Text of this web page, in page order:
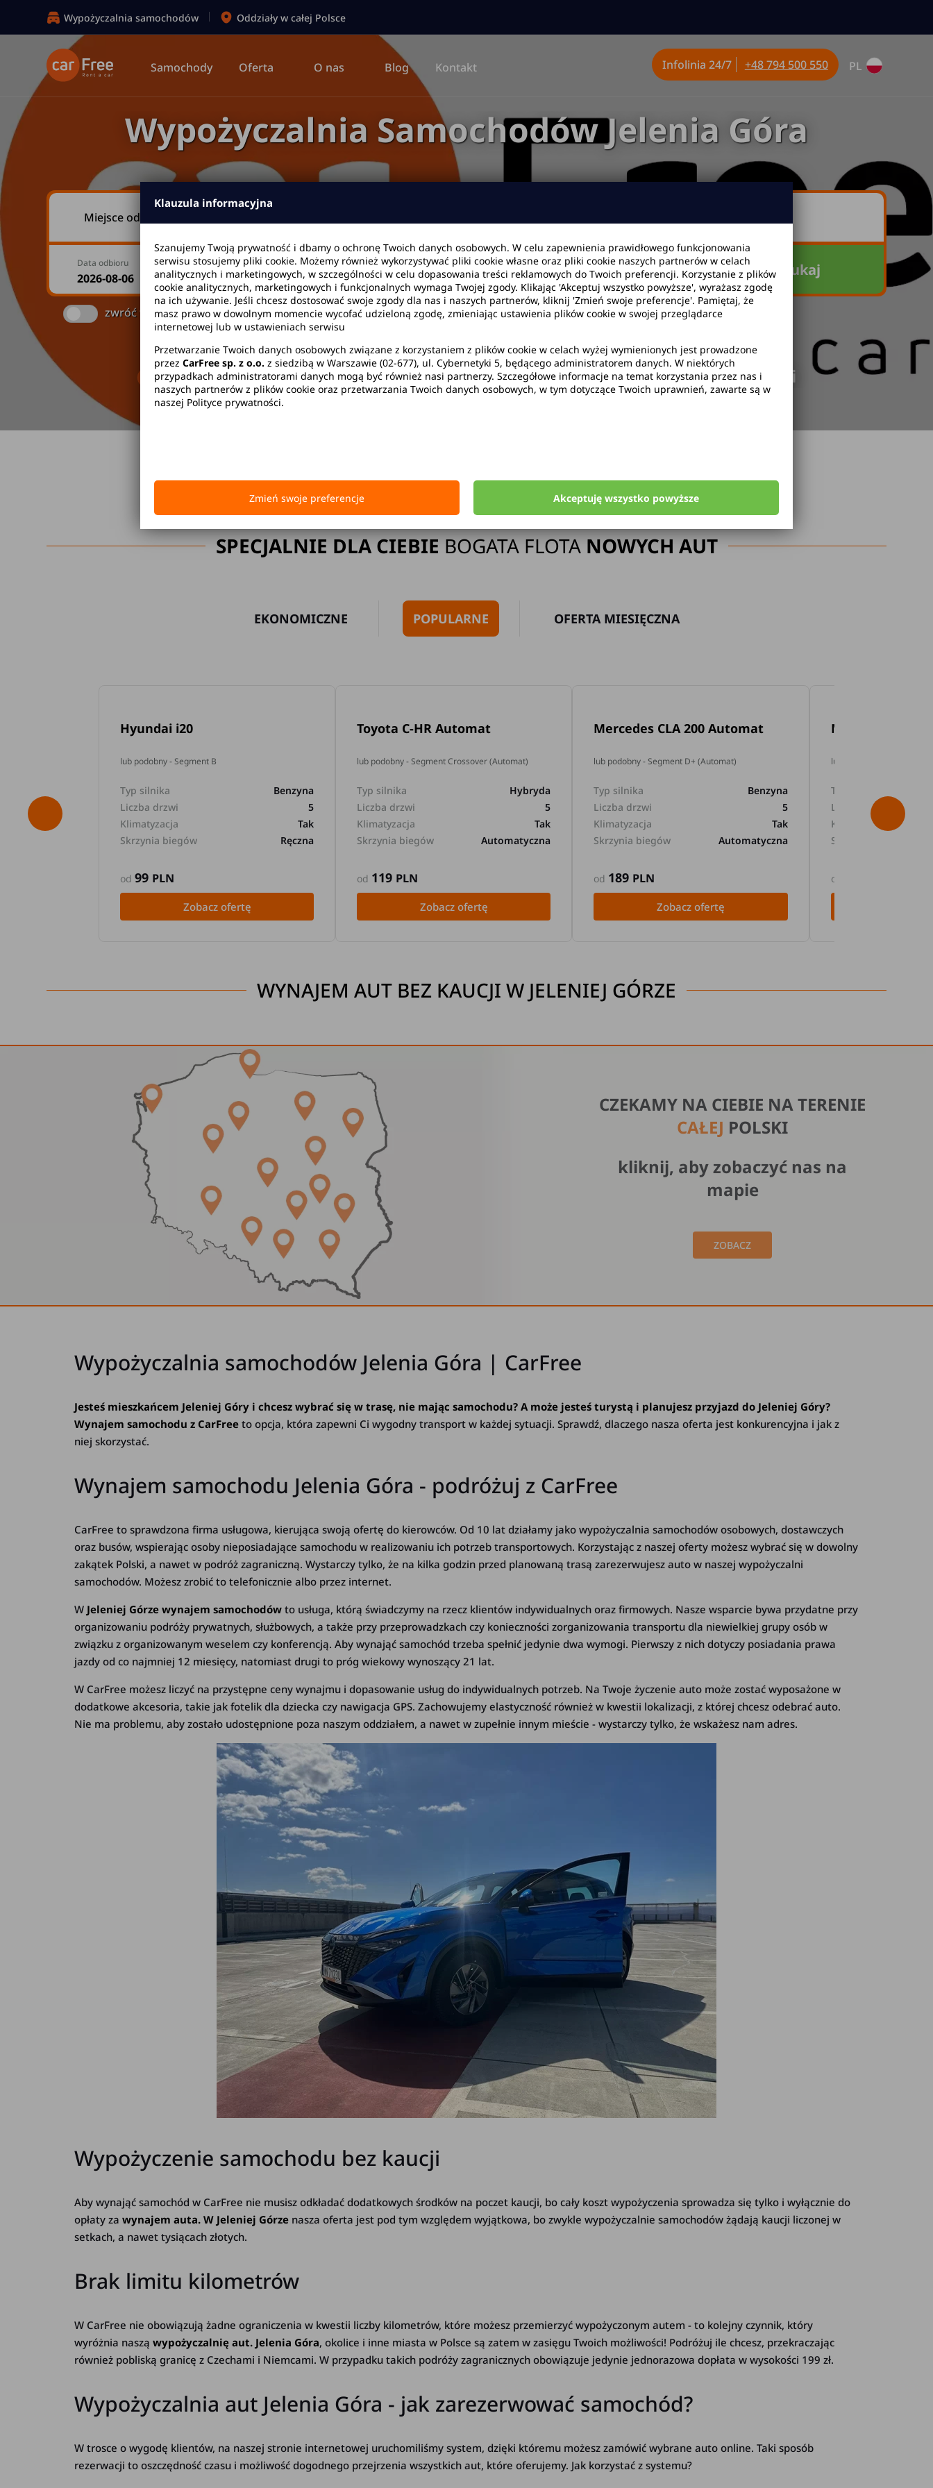
Wypożyczalnia Samochodów Jelenia Góra
Miejsce odbioru
Data odbioru Godzina Data zwrotu Godzina Szukaj
zwróć w innym miejscu
Brak kaucji Brak limitu kilometrów Bezpłatne odwołanie rezerwacji
Wypożyczalnia samochodów Oddziały w całej Polsce
Samochody Oferta O nas Blog Kontakt Infolinia 24/7 +48 794 500 550 PL
SPECJALNIE DLA CIEBIEBOGATA FLOTANOWYCH AUT
EKONOMICZNE POPULARNE OFERTA MIESIĘCZNA
Hyundai i20
lub podobny - Segment B
Typ silnika
Benzyna
Liczba drzwi
5
Klimatyzacja
Tak
Skrzynia biegów
Ręczna
od99 PLN
Zobacz ofertę
Toyota C-HR Automat
lub podobny - Segment Crossover (Automat)
Typ silnika
Hybryda
Liczba drzwi
5
Klimatyzacja
Tak
Skrzynia biegów
Automatyczna
od 119 PLN
Zobacz ofertę
Mercedes CLA 200 Automat
lub podobny - Segment D+ (Automat)
Typ silnika
Benzyna
Liczba drzwi
5
Klimatyzacja
Tak
Skrzynia biegów
Automatyczna
od 189 PLN
Zobacz ofertę
Mercedes GLA
lub podobny - Segment
Typ silnika
Liczba drzwi
Klimatyzacja
Skrzynia biegów
od
WYNAJEM AUT BEZ KAUCJI W JELENIEJ GÓRZE
CZEKAMY NA CIEBIE NA TERENIE
CAŁEJ POLSKI
kliknij, aby zobaczyć nas na
mapie
ZOBACZ
Wypożyczalnia samochodów Jelenia Góra | CarFree
Jesteś mieszkańcem Jeleniej Góry i chcesz wybrać się w trasę, nie mając samochodu? A może jesteś turystą i planujesz przyjazd do Jeleniej Góry?
Wynajem samochodu z CarFree to opcja, która zapewni Ci wygodny transport w każdej sytuacji. Sprawdź, dlaczego nasza oferta jest konkurencyjna i jak z
niej skorzystać.
Wynajem samochodu Jelenia Góra - podróżuj z CarFree
CarFree to sprawdzona firma usługowa, kierująca swoją ofertę do kierowców. Od 10 lat działamy jako wypożyczalnia samochodów osobowych, dostawczych
oraz busów, wspierając osoby nieposiadające samochodu w realizowaniu ich potrzeb transportowych. Korzystając z naszej oferty możesz wybrać się w dowolny
zakątek Polski, a nawet w podróż zagraniczną. Wystarczy tylko, że na kilka godzin przed planowaną trasą zarezerwujesz auto w naszej wypożyczalni
samochodów. Możesz zrobić to telefonicznie albo przez internet.
W Jeleniej Górze wynajem samochodówto usługa, którą świadczymy na rzecz klientów indywidualnych oraz firmowych. Nasze wsparcie bywa przydatne przy
organizowaniu podróży prywatnych, służbowych, a także przy przeprowadzkach czy konieczności zorganizowania transportu dla niewielkiej grupy osób w
związku z organizowanym weselem czy konferencją. Aby wynająć samochód trzeba spełnić jedynie dwa wymogi. Pierwszy z nich dotyczy posiadania prawa
jazdy od co najmniej 12 miesięcy, natomiast drugi to próg wiekowy wynoszący 21 lat.
W CarFree możesz liczyć na przystępne ceny wynajmu i dopasowanie usług do indywidualnych potrzeb. Na Twoje życzenie auto może zostać wyposażone w
dodatkowe akcesoria, takie jak fotelik dla dziecka czy nawigacja GPS. Zachowujemy elastyczność również w kwestii lokalizacji, z której chcesz odebrać auto.
Nie ma problemu, aby zostało udostępnione poza naszym oddziałem, a nawet w zupełnie innym mieście - wystarczy tylko, że wskażesz nam adres.
Wypożyczenie samochodu bez kaucji
Aby wynająć samochód w CarFree nie musisz odkładać dodatkowych środków na poczet kaucji, bo cały koszt wypożyczenia sprowadza się tylko i wyłącznie do
opłaty zawynajem auta. W Jeleniej Górze nasza oferta jest pod tym względem wyjątkowa, bo zwykle wypożyczalnie samochodów żądają kaucji liczonej w
setkach, a nawet tysiącach złotych.
Brak limitu kilometrów
W CarFree nie obowiązują żadne ograniczenia w kwestii liczby kilometrów, które możesz przemierzyć wypożyczonym autem - to kolejny czynnik, który
wyróżnia nasząwypożyczalnię aut. Jelenia Góra, okolice i inne miasta w Polsce są zatem w zasięgu Twoich możliwości! Podróżuj ile chcesz, przekraczając
również pobliską granicę z Czechami i Niemcami. W przypadku takich podróży zagranicznych obowiązuje jedynie jednorazowa dopłata w wysokości 199 zł.
Wypożyczalnia aut Jelenia Góra - jak zarezerwować samochód?
W trosce o wygodę klientów, na naszej stronie internetowej uruchomiliśmy system, dzięki któremu możesz zamówić wybrane auto online. Taki sposób
rezerwacji to oszczędność czasu i możliwość dogodnego przejrzenia wszystkich aut, które oferujemy. Jak korzystać z systemu?
Klauzula informacyjna
Szanujemy Twoją prywatność i dbamy o ochronę Twoich danych osobowych. W celu zapewnienia prawidłowego funkcjonowania
serwisu stosujemy pliki cookie. Możemy również wykorzystywać pliki cookie własne oraz pliki cookie naszych partnerów w celach
analitycznych i marketingowych, w szczególności w celu dopasowania treści reklamowych do Twoich preferencji. Korzystanie z plików
cookie analitycznych, marketingowych i funkcjonalnych wymaga Twojej zgody. Klikając 'Akceptuj wszystko powyższe', wyrażasz zgodę
na ich używanie. Jeśli chcesz dostosować swoje zgody dla nas i naszych partnerów, kliknij 'Zmień swoje preferencje'. Pamiętaj, że
masz prawo w dowolnym momencie wycofać udzieloną zgodę, zmieniając ustawienia plików cookie w swojej przeglądarce
internetowej lub w ustawieniach serwisu
Przetwarzanie Twoich danych osobowych związane z korzystaniem z plików cookie w celach wyżej wymienionych jest prowadzone
przez CarFree sp. z o.o. z siedzibą w Warszawie (02-677), ul. Cybernetyki 5, będącego administratorem danych. W niektórych
przypadkach administratorami danych mogą być również nasi partnerzy. Szczegółowe informacje na temat korzystania przez nas i
naszych partnerów z plików cookie oraz przetwarzania Twoich danych osobowych, w tym dotyczące Twoich uprawnień, zawarte są w
naszej Polityce prywatności.
Zmień swoje preferencje Akceptuję wszystko powyższe